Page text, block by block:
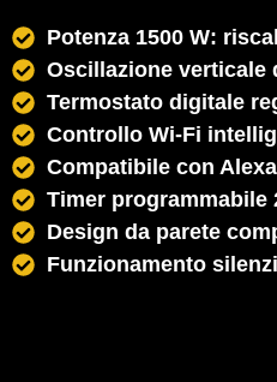
Potenza 1500 W:
Oscillazione verticale
Termostato digitale
Controllo Wi-Fi
Compatibile con
Timer
Design da parete
Funzionamento